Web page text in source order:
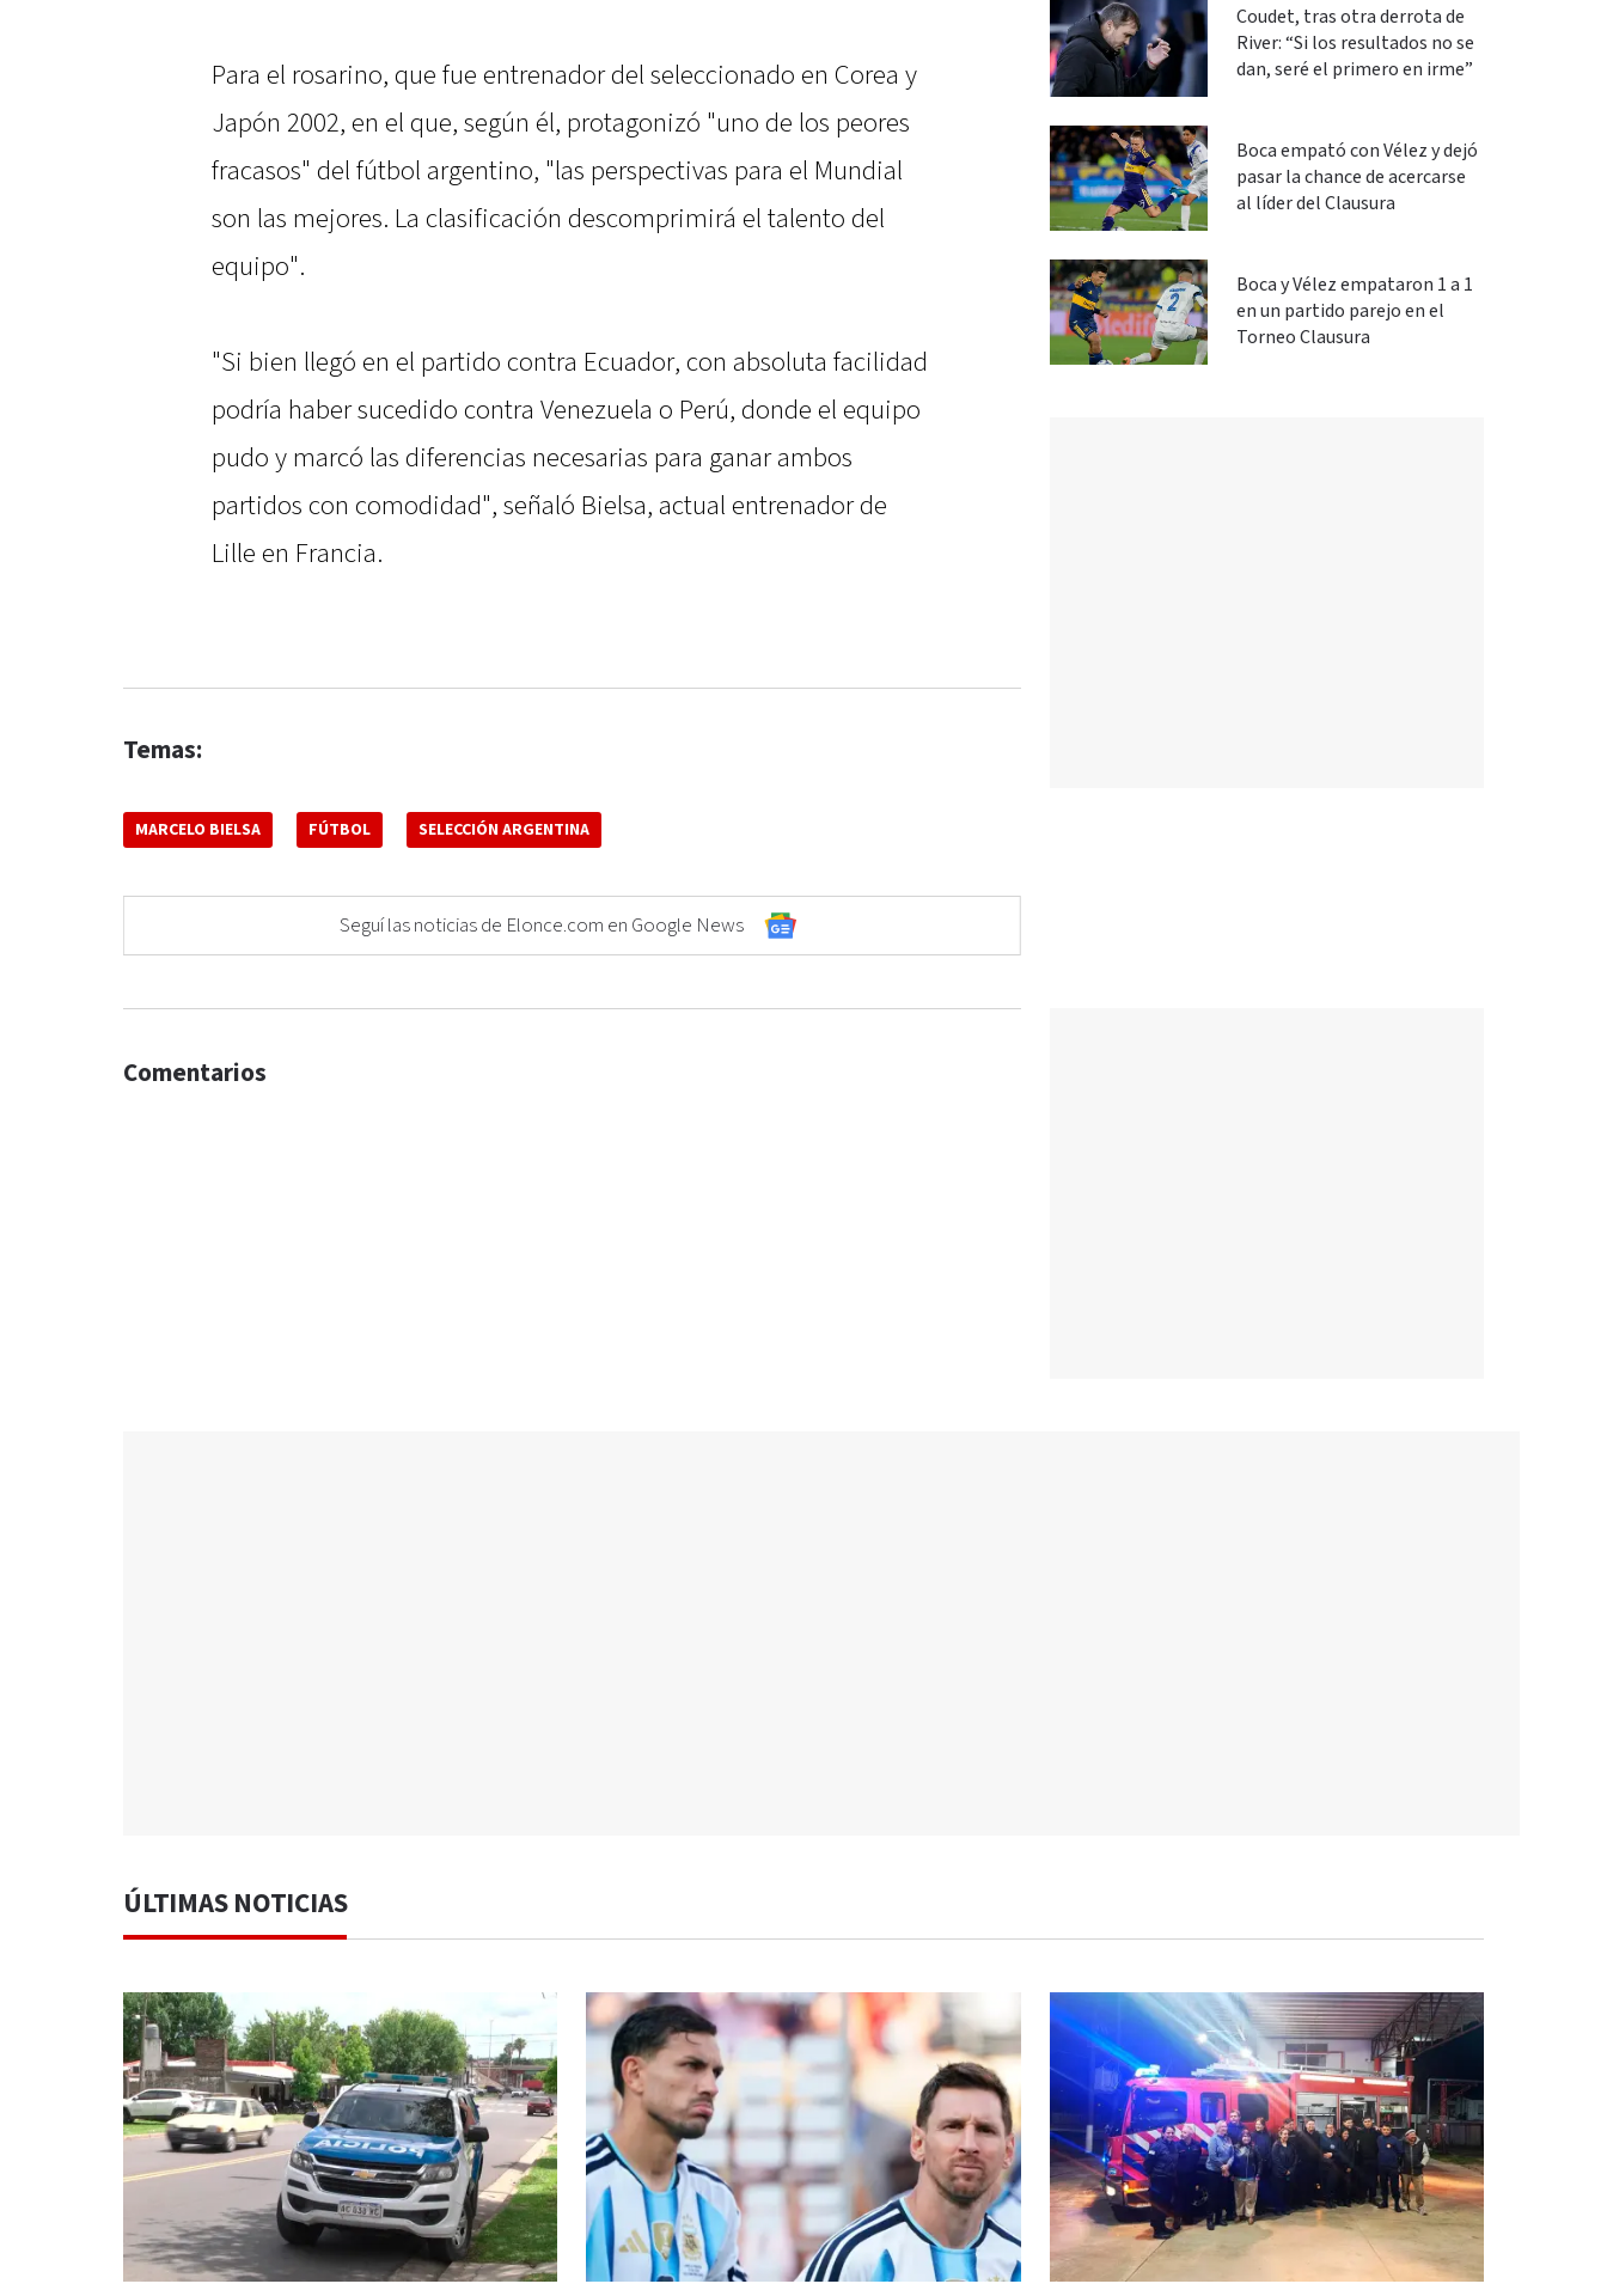
Para el rosarino, que fue entrenador del seleccionado en Corea y
Japón 2002, en el que, según él, protagonizó "uno de los peores
fracasos" del fútbol argentino, "las perspectivas para el Mundial
son las mejores. La clasificación descomprimirá el talento del
equipo".
"Si bien llegó en el partido contra Ecuador, con absoluta facilidad
podría haber sucedido contra Venezuela o Perú, donde el equipo
pudo y marcó las diferencias necesarias para ganar ambos
partidos con comodidad", señaló Bielsa, actual entrenador de
Lille en Francia.
Temas:
MARCELO BIELSA FÚTBOL SELECCIÓN ARGENTINA
Seguí las noticias de Elonce.com en Google News
Coudet, tras otra derrota de
River: “Si los resultados no se
dan, seré el primero en irme”
Boca empató con Vélez y dejó
pasar la chance de acercarse
al líder del Clausura
Boca y Vélez empataron 1 a 1
en un partido parejo en el
Torneo Clausura
Comentarios
ÚLTIMAS NOTICIAS